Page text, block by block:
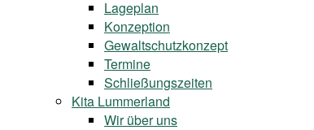
Lageplan
Konzeption
Gewaltschutzkonzept
Termine
Schließungszeiten
Kita Lummerland
Wir über uns